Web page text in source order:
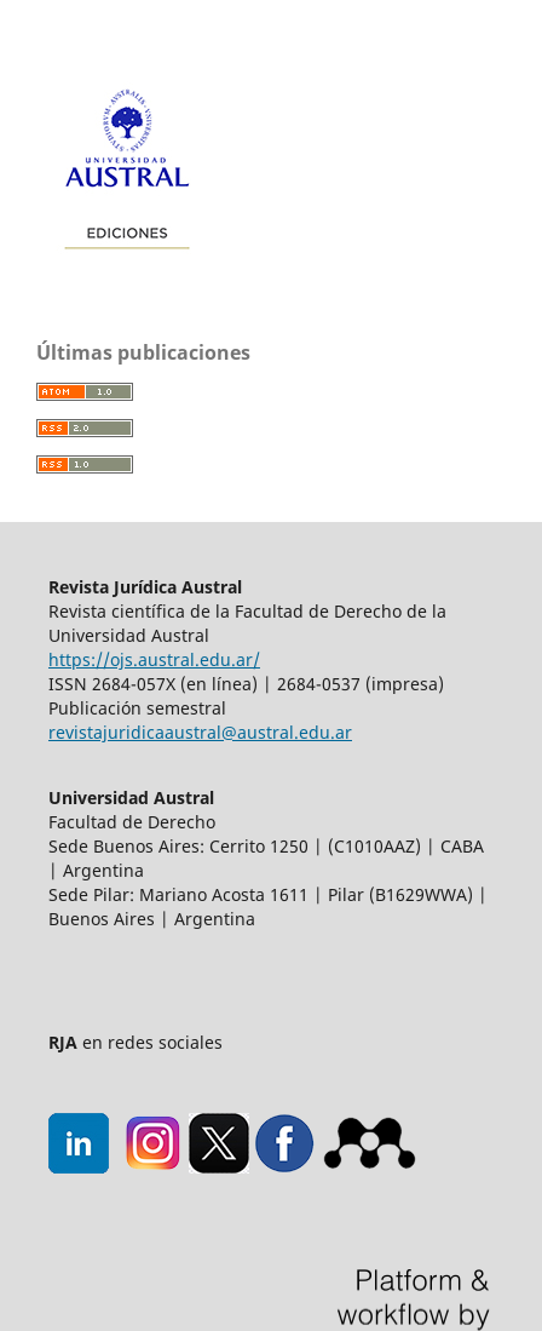
Últimas publicaciones
Revista Jurídica Austral
Revista científica de la Facultad de Derecho de la
Universidad Austral
https://ojs.austral.edu.ar/
ISSN 2684-057X (en línea) | 2684-0537 (impresa)
Publicación semestral
revistajuridicaaustral@austral.edu.ar
Universidad Austral
Facultad de Derecho
Sede Buenos Aires: Cerrito 1250 | (C1010AAZ) | CABA
| Argentina
Sede Pilar: Mariano Acosta 1611 | Pilar (B1629WWA) |
Buenos Aires | Argentina
RJAen redes sociales